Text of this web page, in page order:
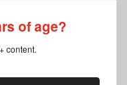
of age?
content.